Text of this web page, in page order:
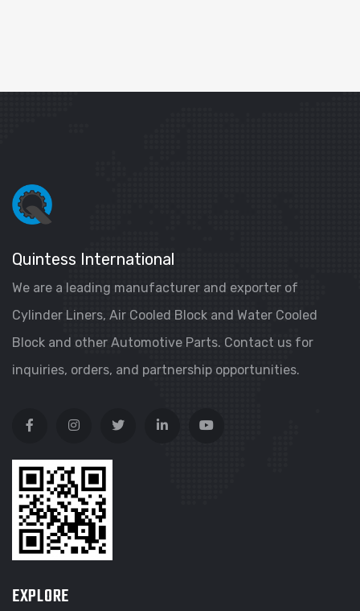
Quintess International
We are a leading manufacturer and exporter of
Cylinder Liners, Air Cooled Block and Water Cooled
Block and other Automotive Parts. Contact us for
inquiries, orders, and partnership opportunities.
EXPLORE